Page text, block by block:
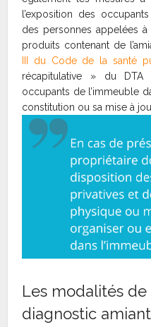
l’exposition des
des personnes appelées
produits contenant de
III du Code de la santé
récapitulative » du
occupants de l’immeuble
constitution ou sa mise à
Les modalités
diagnostic